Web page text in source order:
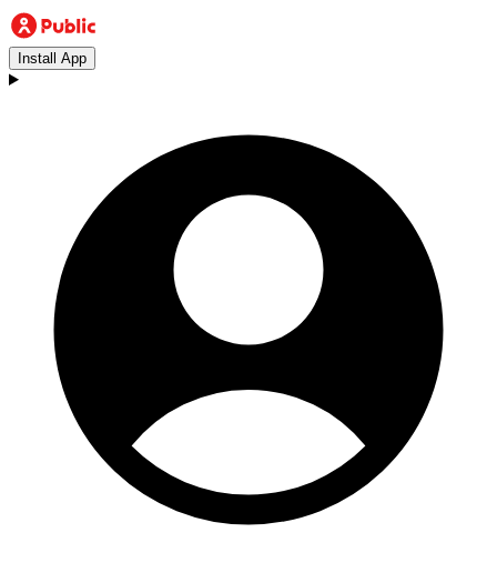
Install App